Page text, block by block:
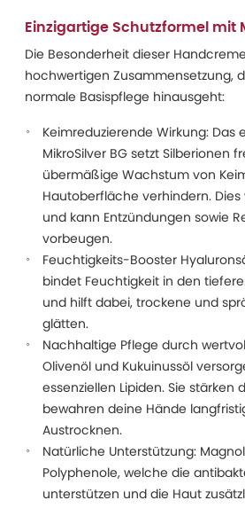
Einzigartige Schutzformel mit
Die Besonderheit dieser
hochwertigen Zusammensetzung,
normale Basispflege hinausgeht:
Keimreduzierende Wirkung: Das
MikroSilver BG setzt Silberionen
übermäßige Wachstum von
Hautoberfläche verhindern.
und kann Entzündungen sowie
vorbeugen.
Feuchtigkeits-Booster
bindet Feuchtigkeit in den
und hilft dabei, trockene und
glätten.
Nachhaltige Pflege durch
Olivenöl und Kukuinussöl
essenziellen Lipiden. Sie stärken
bewahren deine Hände
Austrocknen.
Natürliche Unterstützung:
Polyphenole, welche die
unterstützen und die Haut